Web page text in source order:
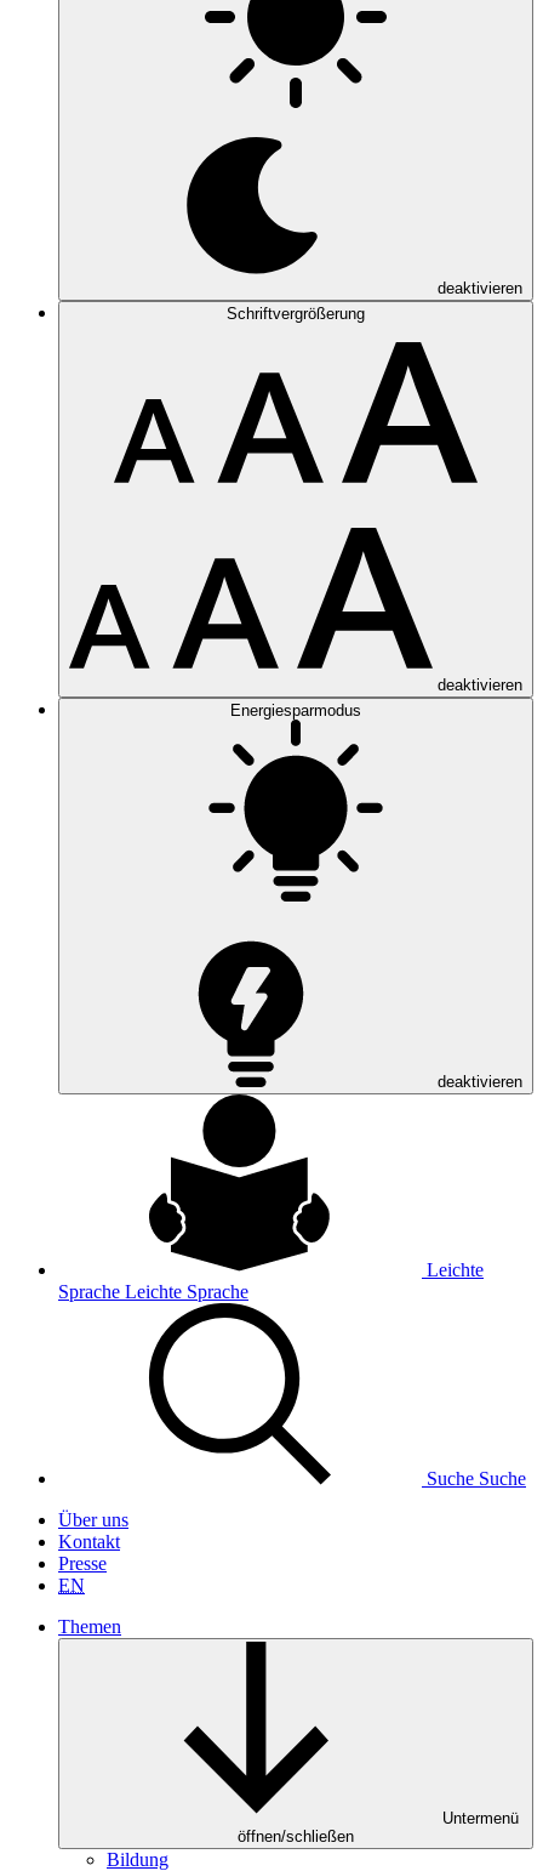
deaktivieren
Schriftvergrößerung
deaktivieren
Energiesparmodus
deaktivieren
Leichte
Sprache Leichte Sprache
Suche Suche
Über uns
Kontakt
Presse
EN
Themen
Untermenü
öffnen/schließen
Bildung